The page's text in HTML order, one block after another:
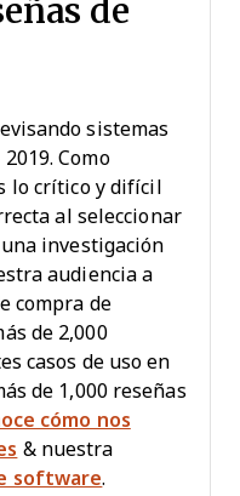
de
sistemas
Como
lo crítico y difícil
al seleccionar
investigación
audiencia a
compra de
de 2,000
casos de uso en
de 1,000 reseñas
cómo nos
& nuestra
software.